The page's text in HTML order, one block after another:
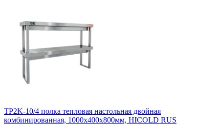
TP2K-10/4 полка тепловая настольная двойная
комбинированная, 1000х400х800мм, HICOLD RUS